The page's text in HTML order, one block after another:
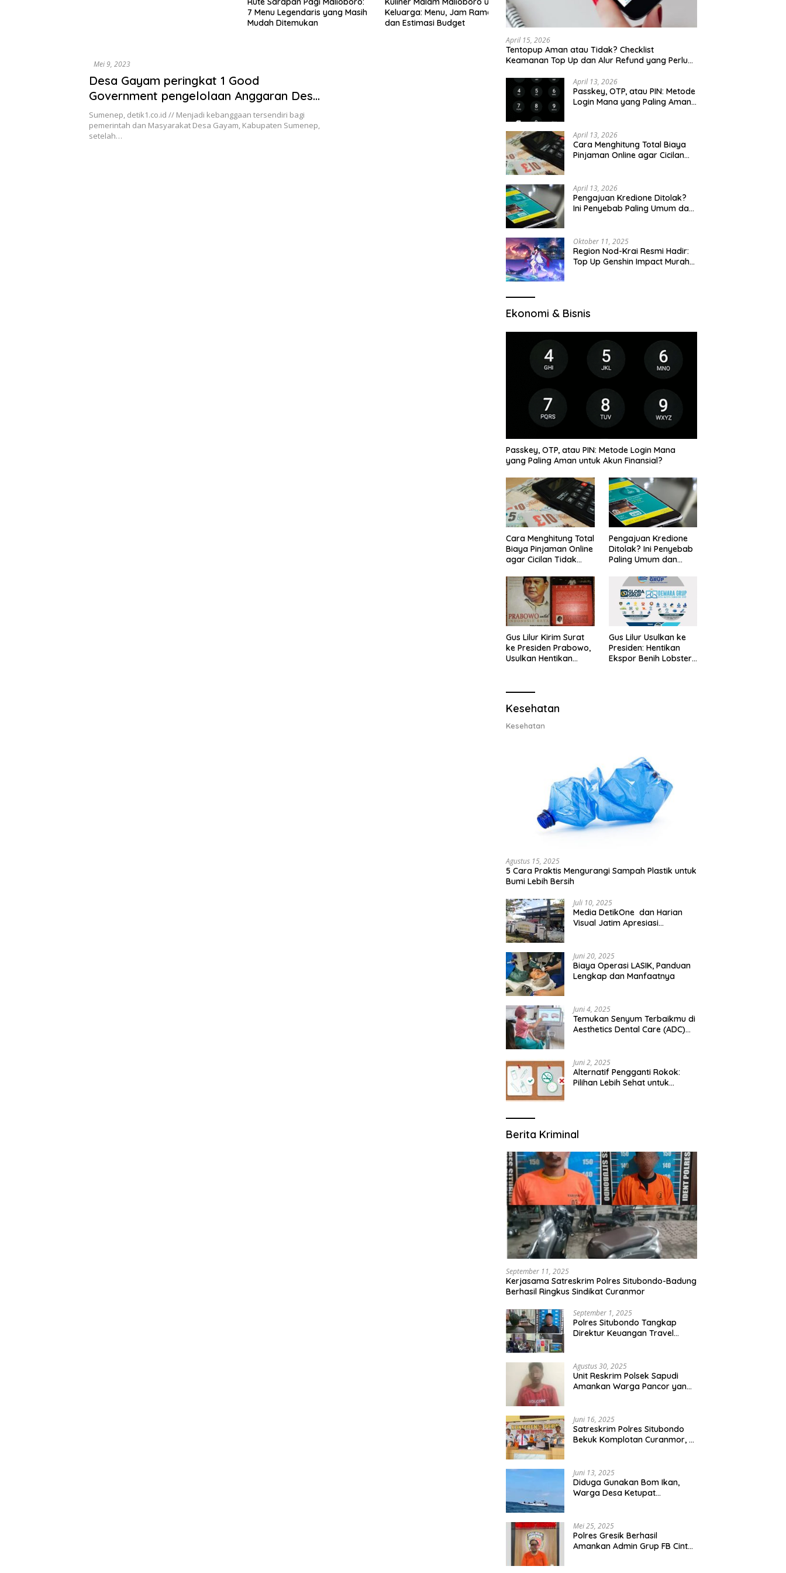
7 Menu Legendaris yang Masih
Mudah Ditemukan
Keluarga: Menu, Jam Ramai,
dan Estimasi Budget
Tempat Dekat Stasiun Balapan
yang Ramah Kantong
Mei 9, 2023
Desa Gayam peringkat 1 Good
Government pengelolaan Anggaran Desa
dari Dirjen Pembendaharaan Kementrian
Keuangan RI
Sumenep, detik1.co.id // Menjadi kebanggaan tersendiri bagi
pemerintah dan Masyarakat Desa Gayam, Kabupaten Sumenep,
setelah…
April 15, 2026
Tentopup Aman atau Tidak? Checklist
Keamanan Top Up dan Alur Refund yang Perlu
April 13, 2026
Passkey, OTP, atau PIN: Metode
Login Mana yang Paling Aman
April 13, 2026
Cara Menghitung Total Biaya
Pinjaman Online agar Cicilan
April 13, 2026
Pengajuan Kredione Ditolak?
Ini Penyebab Paling Umum dan
Oktober 11, 2025
Region Nod-Krai Resmi Hadir:
Top Up Genshin Impact Murah
Ekonomi & Bisnis
Passkey, OTP, atau PIN: Metode Login Mana
yang Paling Aman untuk Akun Finansial?
Cara Menghitung Total
Biaya Pinjaman Online
agar Cicilan Tidak
Pengajuan Kredione
Ditolak? Ini Penyebab
Paling Umum dan
Gus Lilur Kirim Surat
ke Presiden Prabowo,
Usulkan Hentikan
Lobster 50 Gram
Gus Lilur Usulkan ke
Presiden: Hentikan
Ekspor Benih Lobster,
Kesehatan
Kesehatan
Agustus 15, 2025
5 Cara Praktis Mengurangi Sampah Plastik untuk
Bumi Lebih Bersih
Juli 10, 2025
Media DetikOne dan Harian
Visual Jatim Apresiasi
Juni 20, 2025
Biaya Operasi LASIK, Panduan
Lengkap dan Manfaatnya
Juni 4, 2025
Temukan Senyum Terbaikmu di
Aesthetics Dental Care (ADC)
Juni 2, 2025
Alternatif Pengganti Rokok:
Pilihan Lebih Sehat untuk
Berita Kriminal
September 11, 2025
Kerjasama Satreskrim Polres Situbondo-Badung
Berhasil Ringkus Sindikat Curanmor
September 1, 2025
Polres Situbondo Tangkap
Direktur Keuangan Travel
Agustus 30, 2025
Unit Reskrim Polsek Sapudi
Amankan Warga Pancor yang
Juni 16, 2025
Satreskrim Polres Situbondo
Bekuk Komplotan Curanmor, 9
Juni 13, 2025
Diduga Gunakan Bom Ikan,
Warga Desa Ketupat
Mei 25, 2025
Polres Gresik Berhasil
Amankan Admin Grup FB Cinta